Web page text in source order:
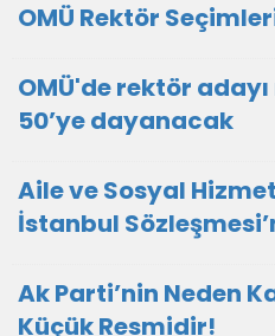
OMÜ Rektör
OMÜ'de rektör
50’ye dayanacak
Aile ve Sosyal
İstanbul
Ak Parti’nin Neden
Küçük Resmidir!